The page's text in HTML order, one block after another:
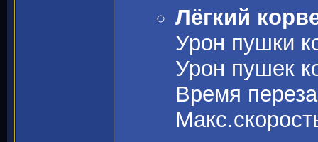
Лёгкий
Урон пушки
Урон пушек
Время